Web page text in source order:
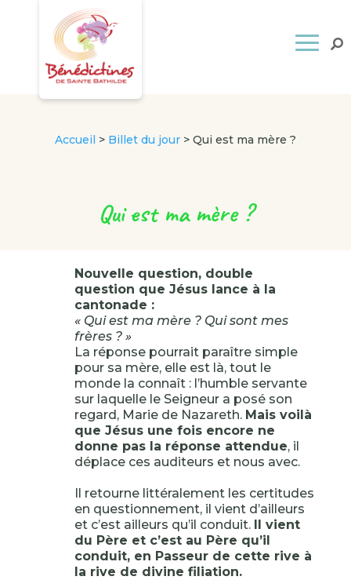
Accueil > Billet du jour> Qui est ma mère ?
Qui est ma mère ?
Nouvelle question, double
question que Jésus lance à la
cantonade :
« Qui est ma mère ? Qui sont mes
frères ? »
La réponse pourrait paraître simple
pour sa mère, elle est là, tout le
monde la connaît : l’humble servante
sur laquelle le Seigneur a posé son
regard, Marie de Nazareth. Mais voilà
que Jésus une fois encore ne
donne pas la réponse attendue, il
déplace ces auditeurs et nous avec.
Il retourne littéralement les certitudes
en questionnement, il vient d’ailleurs
et c’est ailleurs qu’il conduit. Il vient
du Père et c’est au Père qu’il
conduit, en Passeur de cette rive à
la rive de divine filiation.